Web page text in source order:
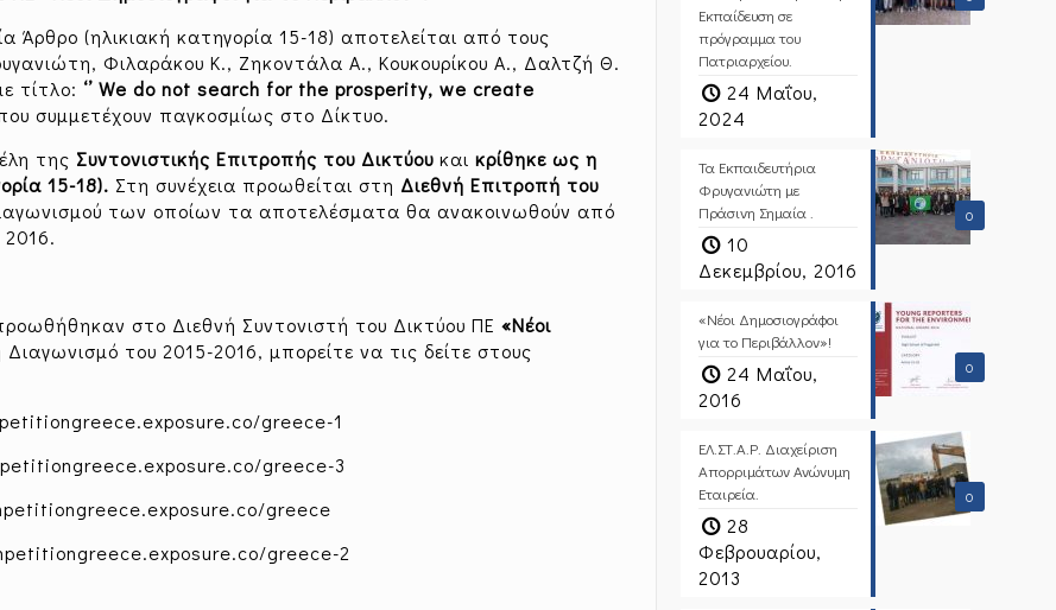
(ηλικιακή κατηγορία 15-18) αποτελείται από τους
Φιλαράκου Κ., Ζηκοντάλα Α., Κουκουρίκου Α., Δαλτζή Θ.
τίτλο: ‘’ We do not search for the prosperity, we create
συμμετέχουν παγκοσμίως στο Δίκτυο.
της Συντονιστικής Επιτροπής του Δικτύου καικρίθηκε ως η
15-18). Στη συνέχεια προωθείται στη Διεθνή Επιτροπή του
των οποίων τα αποτελέσματα θα ανακοινωθούν από
2016.
στο Διεθνή Συντονιστή του Δικτύου ΠΕ«Νέοι
Διαγωνισμό του 2015-2016, μπορείτε να τις δείτε στους
greece-1
greece-3
greece
greece-2
Εκπαίδευση σε
πρόγραμμα του
Πατριαρχείου.
24 Μαΐου,
2024
0
Τα Εκπαιδευτήρια
Φρυγανιώτη με
Πράσινη Σημαία .
10
Δεκεμβρίου, 2016
0
«Νέοι Δημοσιογράφοι
για το Περιβάλλον»!
24 Μαΐου,
2016
0
ΕΛ.ΣΤ.Α.Ρ. Διαχείριση
Απορριμάτων Ανώνυμη
Εταιρεία.
28
Φεβρουαρίου,
2013